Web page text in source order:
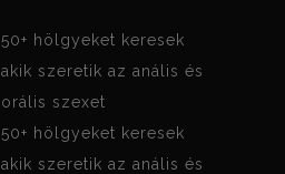
50+ hölgyeket keresek
akik szeretik az anális és
orális szexet
50+ hölgyeket keresek
akik szeretik az anális és